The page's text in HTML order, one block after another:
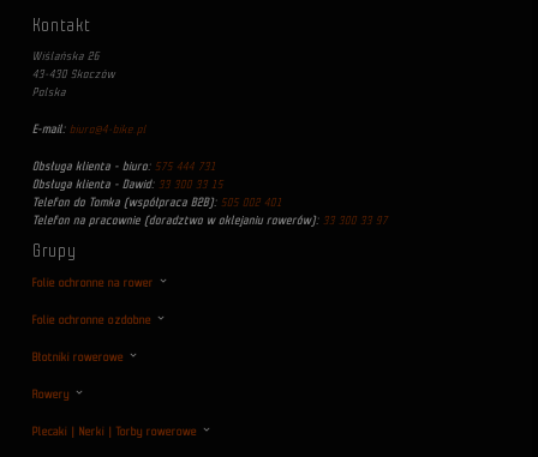
Kontakt
Wiślańska 26
43-430 Skoczów
Polska
E-mail: biuro@4-bike.pl
Obsługa klienta - biuro: 575 444 731
Obsługa klienta - Dawid: 33 300 33 15
Telefon do Tomka (współpraca B2B): 505 002 401
Telefon na pracownie (doradztwo w oklejaniu rowerów): 33 300 33 97
Grupy
Folie ochronne na rower
Folie ochronne ozdobne
Błotniki rowerowe
Rowery
Plecaki | Nerki | Torby rowerowe